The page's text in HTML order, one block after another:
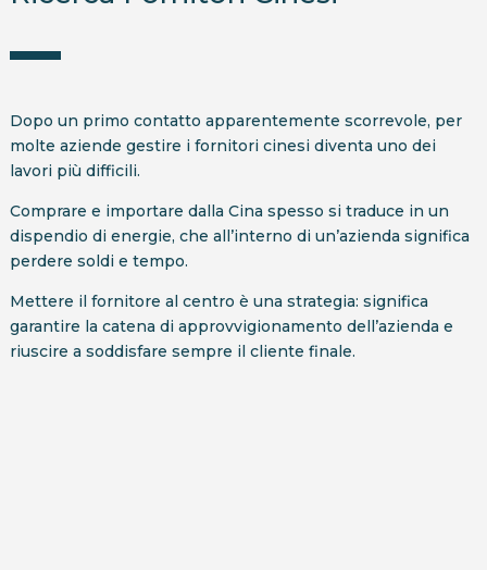
Dopo un primo contatto apparentemente scorrevole, per
molte aziende gestire i fornitori cinesi diventa uno dei
lavori più difficili.
Comprare e importare dalla Cina spesso si traduce in un
dispendio di energie, che all’interno di un’azienda significa
perdere soldi e tempo.
Mettere il fornitore al centro è una strategia: significa
garantire la catena di approvvigionamento dell’azienda e
riuscire a soddisfare sempre il cliente finale.